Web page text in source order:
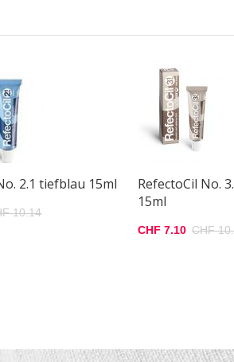
2.1 tiefblau 15ml
10.14
RefectoCil No.
15ml
CHF 7.10 CHF